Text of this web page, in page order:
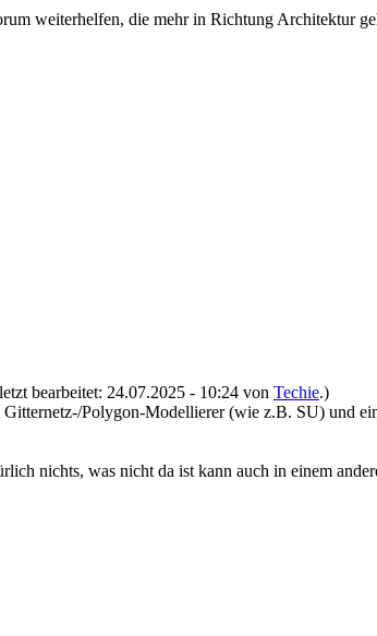
weiterhelfen, die mehr in Richtung Architektur
bearbeitet: 24.07.2025 - 10:24 von Techie.)
Polygon-Modellierer (wie z.B. SU) und
nichts, was nicht da ist kann auch in einem